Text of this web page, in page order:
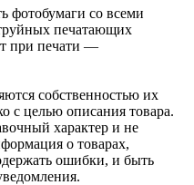
фотобумаги со всеми
печатающих
при печати —
собственностью их
с целью описания товара.
характер и не
о товарах,
ошибки, и быть